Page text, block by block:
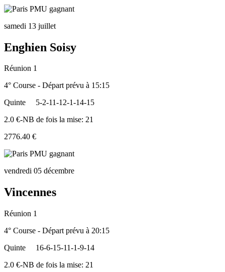
samedi 13 juillet
Enghien Soisy
Réunion 1
4° Course - Départ prévu à 15:15
Quinte
5-2-11-12-1-14-15
2.0 €-NB de fois la mise: 21
2776.40 €
vendredi 05 décembre
Vincennes
Réunion 1
4° Course - Départ prévu à 20:15
Quinte
16-6-15-11-1-9-14
2.0 €-NB de fois la mise: 21